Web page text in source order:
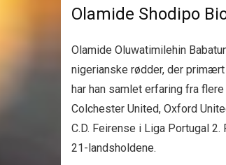
Olamide Shodipo
Olamide Oluwatimilehin
nigerianske rødder, der
har han samlet erfaring fra
Colchester United, Oxford
C.D. Feirense i Liga Portugal
21-landsholdene.